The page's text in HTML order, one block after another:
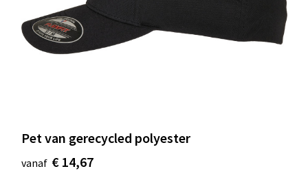
Pet van gerecycled polyester
vanaf € 14,67